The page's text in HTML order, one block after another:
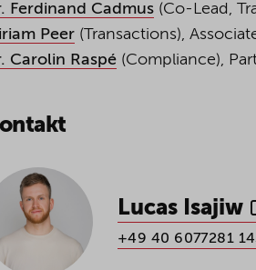
Ferdinand Cadmus (Co-Lead,
Peer (Transactions),
Carolin Raspé (Compliance),
Lucas Isajiw
+49 40 6077281